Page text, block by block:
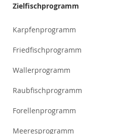
Zielfischprogramm
Karpfenprogramm
Friedfischprogramm
Wallerprogramm
Raubfischprogramm
Forellenprogramm
Meeresprogramm